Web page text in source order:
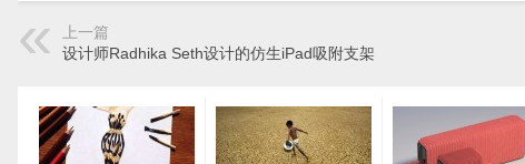
上一篇
设计师Radhika Seth设计的仿生iPad吸附支架